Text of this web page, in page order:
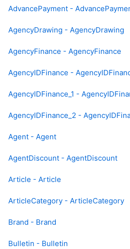
AdvancePayment -
AgencyDrawing - AgencyDrawing
AgencyFinance - AgencyFinance
AgencyIDFinance -
AgencyIDFinance_1 -
AgencyIDFinance_2 -
Agent - Agent
AgentDiscount - AgentDiscount
Article - Article
ArticleCategory - ArticleCategory
Brand - Brand
Bulletin - Bulletin